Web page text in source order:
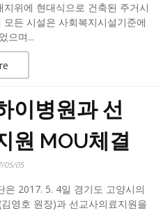
지위에 현대식으로 건축된 주거시
모든 시설은 사회복지시설기준에
으며...
이병원과 선
원 MOU체결
05/05
은 2017. 5. 4일 경기도 고양시의
영호 원장)과 선교사의료지원을